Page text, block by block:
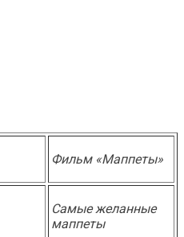
Фильм «Маппеты»
Самые желанные
маппеты